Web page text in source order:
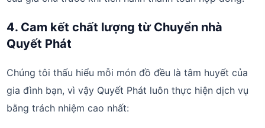
4. Cam kết chất lượng từ Chuyển nhà
Quyết Phát
Chúng tôi thấu hiểu mỗi món đồ đều là tâm huyết của
gia đình bạn, vì vậy Quyết Phát luôn thực hiện dịch vụ
bằng trách nhiệm cao nhất: